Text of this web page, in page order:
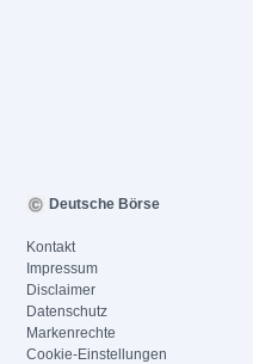
Deutsche Börse
Kontakt
Impressum
Disclaimer
Datenschutz
Markenrechte
Cookie-Einstellungen